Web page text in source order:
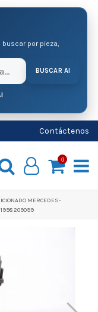
buscar por pieza,
BUSCAR AI
Contáctenos
0
MERCEDES-
209099